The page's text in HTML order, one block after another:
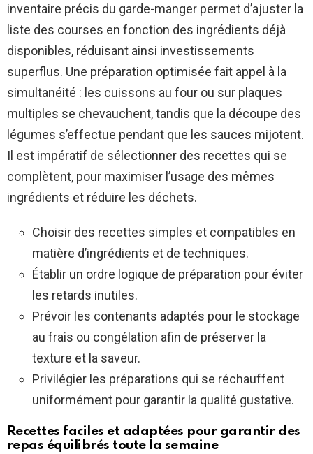
inventaire précis du garde-manger permet d’ajuster la
liste des courses en fonction des ingrédients déjà
disponibles, réduisant ainsi investissements
superflus. Une préparation optimisée fait appel à la
simultanéité : les cuissons au four ou sur plaques
multiples se chevauchent, tandis que la découpe des
légumes s’effectue pendant que les sauces mijotent.
Il est impératif de sélectionner des recettes qui se
complètent, pour maximiser l’usage des mêmes
ingrédients et réduire les déchets.
Choisir des recettes simples et compatibles en
matière d’ingrédients et de techniques.
Établir un ordre logique de préparation pour éviter
les retards inutiles.
Prévoir les contenants adaptés pour le stockage
au frais ou congélation afin de préserver la
texture et la saveur.
Privilégier les préparations qui se réchauffent
uniformément pour garantir la qualité gustative.
Recettes faciles et adaptées pour garantir des
repas équilibrés toute la semaine